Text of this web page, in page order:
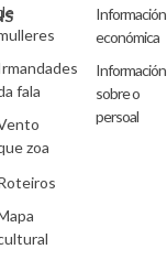
fala
zoa
Información
económica
Información
sobre o
persoal